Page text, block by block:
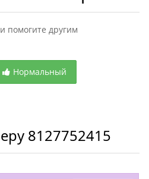
помогите другим
Нормальный
8127752415